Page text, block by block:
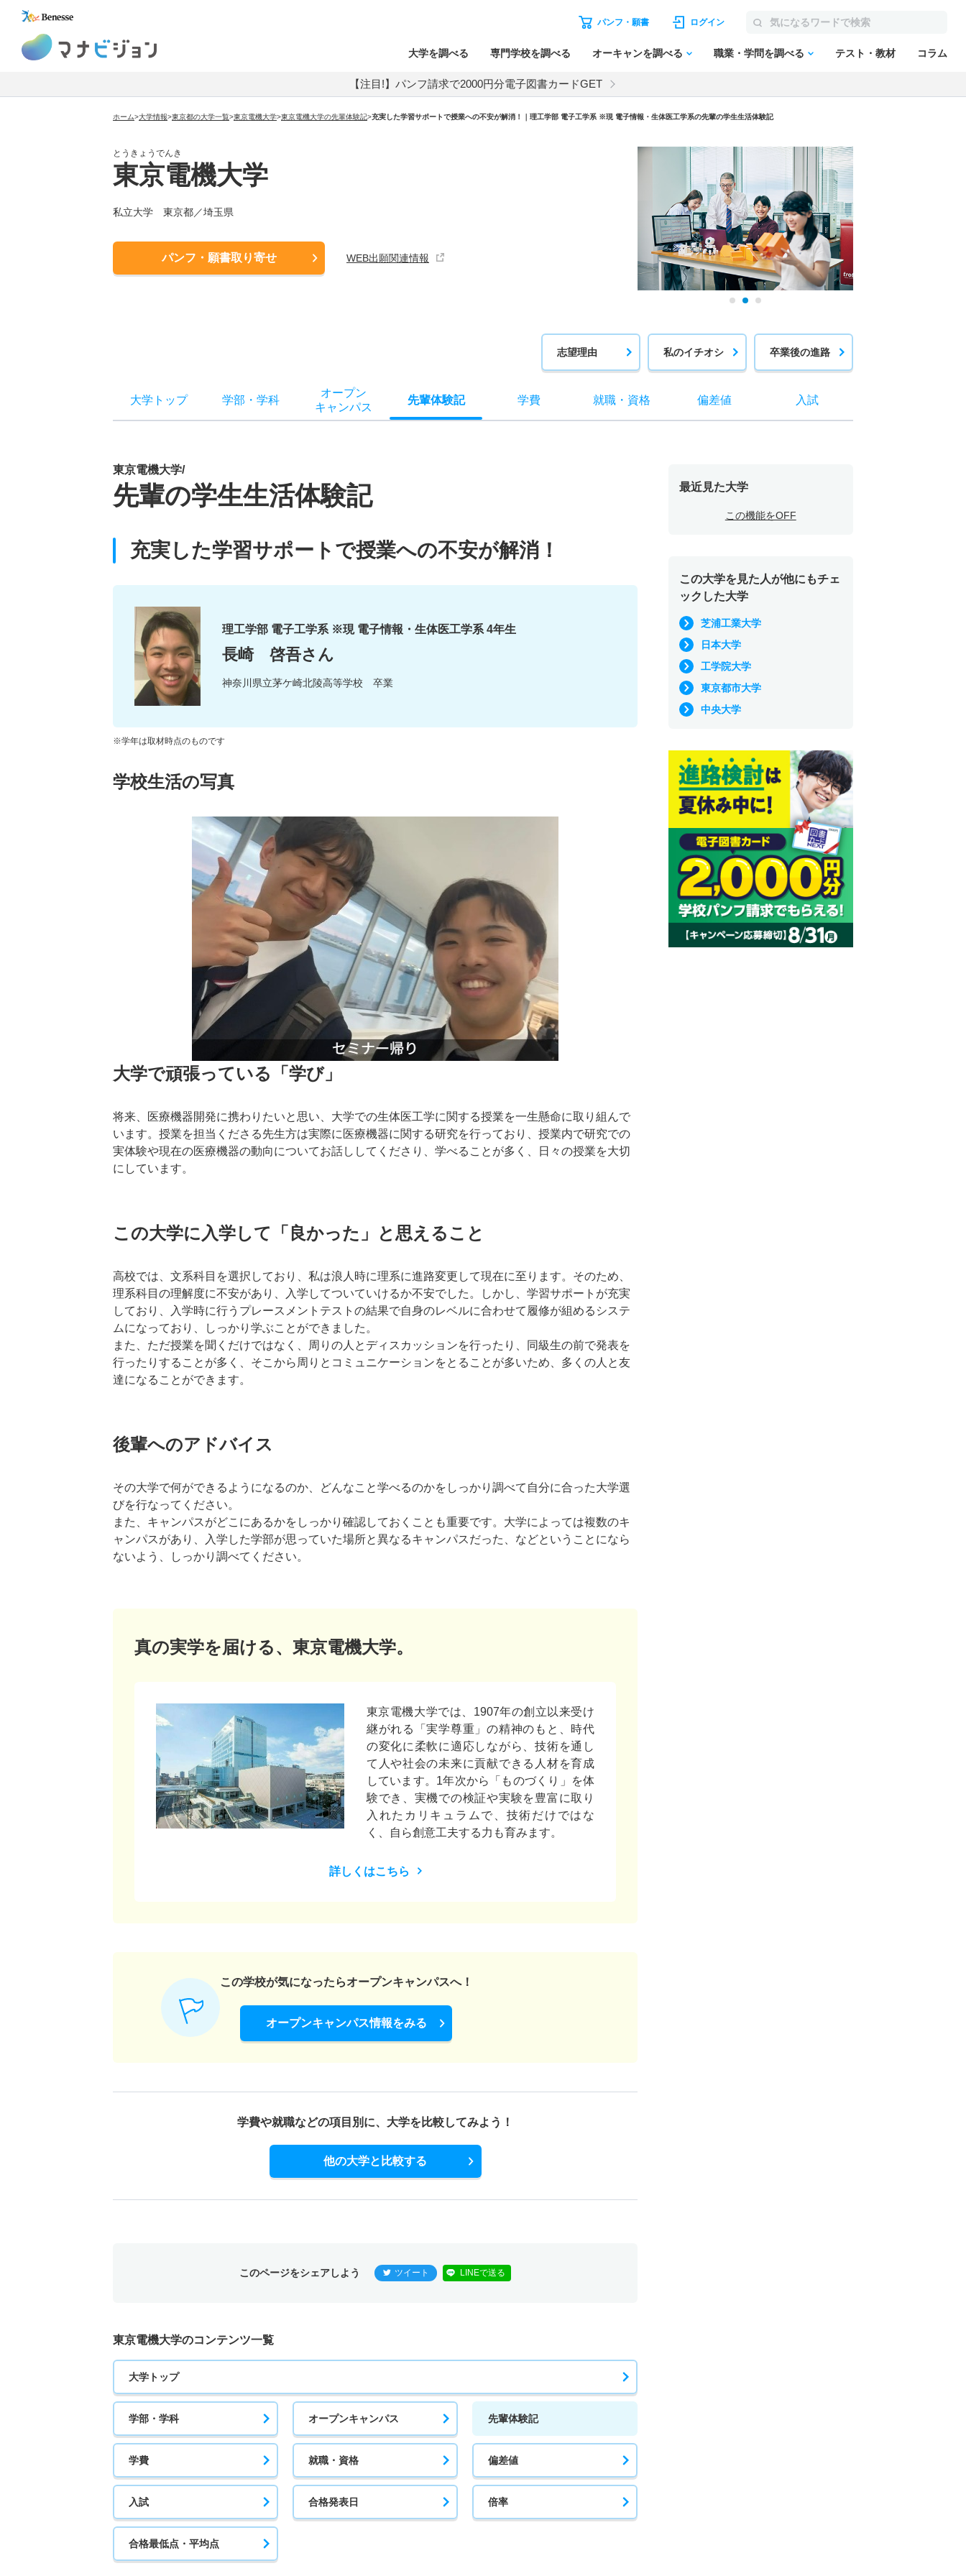
パンフ・願書 ログイン
大学を調べる 専門学校を調べる オーキャンを調べる 職業・学問を調べる テスト・教材 コラム
【注目!】パンフ請求で2000円分電子図書カードGET
ホーム>大学情報>東京都の大学一覧>東京電機大学>東京電機大学の先輩体験記>充実した学習サポートで授業への不安が解消！｜理工学部 電子工学系 ※現 電子情報・生体医工学系の先輩の学生生活体験記
とうきょうでんき
東京電機大学
私立大学 東京都／埼玉県
パンフ・願書取り寄せ WEB出願関連情報
志望理由 私のイチオシ 卒業後の進路
大学トップ 学部 ・ 学科
オープン
キャンパス
先輩体験記 学費 就職・ 資格 偏差値 入試
東京電機大学/
先輩の学生生活体験記
充実した学習サポートで授業への不安が解消！
理工学部 電子工学系 ※現 電子情報・生体医工学系 4年生
長崎 啓吾さん
神奈川県立茅ケ崎北陵高等学校 卒業
※学年は取材時点のものです
学校生活の写真
大学で頑張っている「学び」
将来、医療機器開発に携わりたいと思い、大学での生体医工学に関する授業を一生懸命に取り組んで
います。授業を担当くださる先生方は実際に医療機器に関する研究を行っており、授業内で研究での
実体験や現在の医療機器の動向についてお話ししてくださり、学べることが多く、日々の授業を大切
にしています。
この大学に入学して「良かった」と思えること
高校では、文系科目を選択しており、私は浪人時に理系に進路変更して現在に至ります。そのため、
理系科目の理解度に不安があり、入学してついていけるか不安でした。しかし、学習サポートが充実
しており、入学時に行うプレースメントテストの結果で自身のレベルに合わせて履修が組めるシステ
ムになっており、しっかり学ぶことができました。
また、ただ授業を聞くだけではなく、周りの人とディスカッションを行ったり、同級生の前で発表を
行ったりすることが多く、そこから周りとコミュニケーションをとることが多いため、多くの人と友
達になることができます。
後輩へのアドバイス
その大学で何ができるようになるのか、どんなこと学べるのかをしっかり調べて自分に合った大学選
びを行なってください。
また、キャンパスがどこにあるかをしっかり確認しておくことも重要です。大学によっては複数のキ
ャンパスがあり、入学した学部が思っていた場所と異なるキャンパスだった、などということになら
ないよう、しっかり調べてください。
真の実学を届ける、東京電機大学。
東京電機大学では、1907年の創立以来受け
継がれる「実学尊重」の精神のもと、時代
の変化に柔軟に適応しながら、技術を通し
て人や社会の未来に貢献できる人材を育成
しています。1年次から「ものづくり」を体
験でき、実機での検証や実験を豊富に取り
入れたカリキュラムで、技術だけではな
く、自ら創意工夫する力も育みます。
詳しくはこちら
この学校が気になったらオープンキャンパスへ！
オープンキャンパス情報をみる
学費や就職などの項目別に、 大学を比較してみよう！
他の大学と比較する
このページをシェアしよう ツイート LINEで送る
東京電機大学のコンテンツ一覧
大学トップ
学部・学科 オープンキャンパス 先輩体験記
学費 就職・資格 偏差値
入試 合格発表日 倍率
合格最低点・平均点
最近見た大学
この機能をOFF
この大学を見た人が他にもチェ
ックした大学
芝浦工業大学
日本大学
工学院大学
東京都市大学
中央大学